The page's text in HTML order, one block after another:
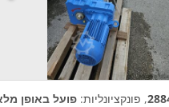
, פונקציונליות: פועל באופן